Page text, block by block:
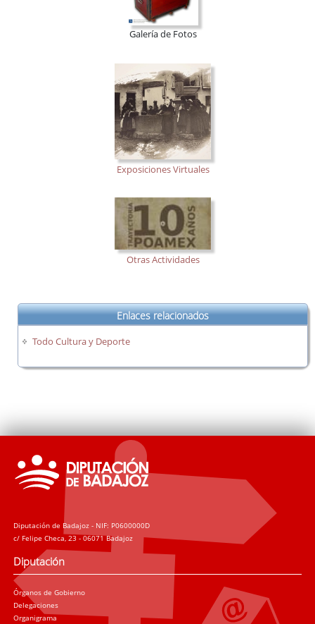
Galería de Fotos
Exposiciones Virtuales
Otras Actividades
Enlaces relacionados
Todo Cultura y Deporte
Diputación de Badajoz - NIF: P0600000D
c/ Felipe Checa, 23 - 06071 Badajoz
Diputación
Órganos de Gobierno
Delegaciones
Organigrama